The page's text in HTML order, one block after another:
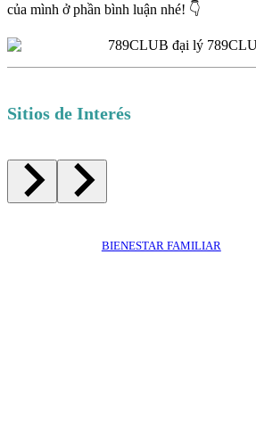
của mình ở phần bình luận nhé! 👇
Sitios de Interés
BIENESTAR FAMILIAR